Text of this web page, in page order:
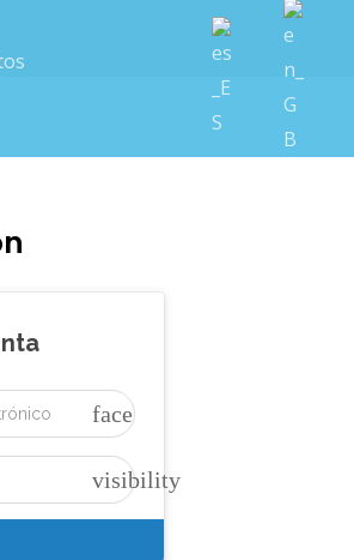
face
visibility